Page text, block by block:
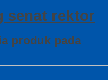
senat rektor
produk pada